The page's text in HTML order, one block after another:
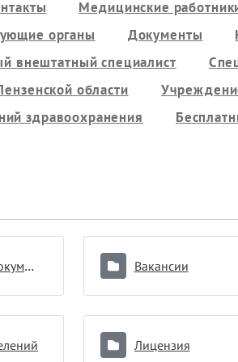
Медицинские
органы
Документы
внештатный специалист
области
здравоохранения
Бланки и образцы документов Вакансии
Лицензия